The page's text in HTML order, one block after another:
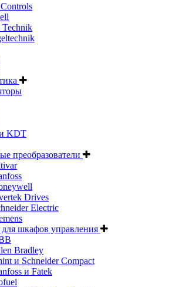
Technik
KDT
преобразователи
Drives
Electric
шкафов управления
Bradley
и Schneider Compact
и Fatek